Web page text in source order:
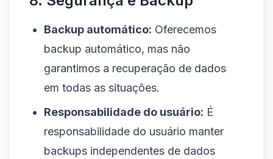
Backup automático: Oferecemos
backup automático, mas não
garantimos a recuperação de dados
em todas as situações.
Responsabilidade do usuário: É
responsabilidade do usuário manter
backups independentes de dados